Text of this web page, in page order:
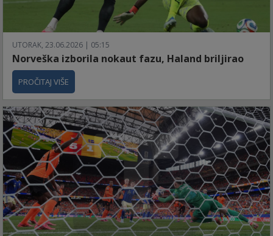
UTORAK, 23.06.2026 | 05:15
Norveška izborila nokaut fazu, Haland briljirao
PROČITAJ VIŠE